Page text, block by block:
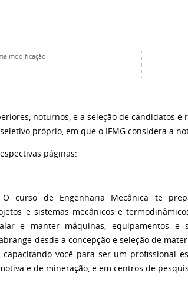
modificação
noturnos, e a seleção de candidatos é
próprio, em que o IFMG considera a
páginas:
curso de Engenharia Mecânica te
e sistemas mecânicos e
e manter máquinas, equipamentos e
desde a concepção e seleção de
você para ser um profissional
e de mineração, e em centros de